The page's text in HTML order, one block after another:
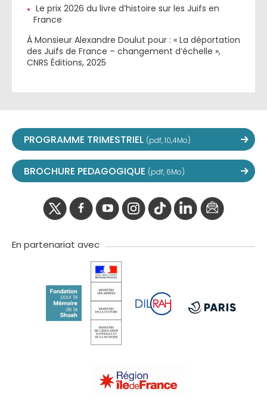
Le prix 2026 du livre d’histoire sur les Juifs en
France
À Monsieur Alexandre Doulut pour : « La déportation
des Juifs de France – changement d’échelle »,
CNRS Éditions, 2025
PROGRAMME TRIMESTRIEL (pdf, 10,4Mo)
BROCHURE PEDAGOGIQUE (pdf, 6Mo)
En partenariat avec